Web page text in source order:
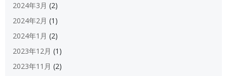
2024年3月 (2)
2024年2月 (1)
2024年1月 (2)
2023年12月 (1)
2023年11月 (2)